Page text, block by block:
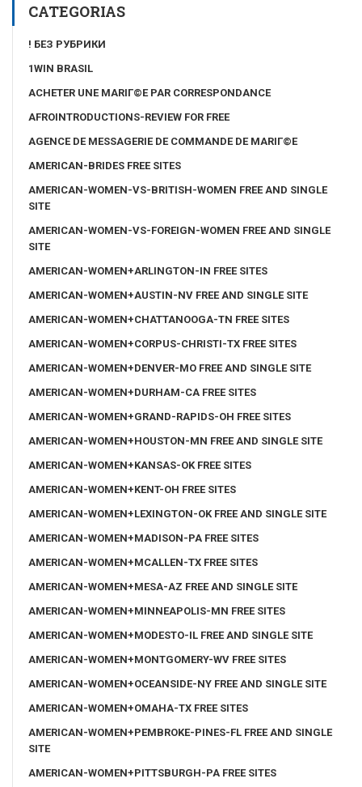
CATEGORIAS
! БЕЗ РУБРИКИ
1WIN BRASIL
ACHETER UNE MARIГ©E PAR CORRESPONDANCE
AFROINTRODUCTIONS-REVIEW FOR FREE
AGENCE DE MESSAGERIE DE COMMANDE DE MARIГ©E
AMERICAN-BRIDES FREE SITES
AMERICAN-WOMEN-VS-BRITISH-WOMEN FREE AND SINGLE
SITE
AMERICAN-WOMEN-VS-FOREIGN-WOMEN FREE AND SINGLE
SITE
AMERICAN-WOMEN+ARLINGTON-IN FREE SITES
AMERICAN-WOMEN+AUSTIN-NV FREE AND SINGLE SITE
AMERICAN-WOMEN+CHATTANOOGA-TN FREE SITES
AMERICAN-WOMEN+CORPUS-CHRISTI-TX FREE SITES
AMERICAN-WOMEN+DENVER-MO FREE AND SINGLE SITE
AMERICAN-WOMEN+DURHAM-CA FREE SITES
AMERICAN-WOMEN+GRAND-RAPIDS-OH FREE SITES
AMERICAN-WOMEN+HOUSTON-MN FREE AND SINGLE SITE
AMERICAN-WOMEN+KANSAS-OK FREE SITES
AMERICAN-WOMEN+KENT-OH FREE SITES
AMERICAN-WOMEN+LEXINGTON-OK FREE AND SINGLE SITE
AMERICAN-WOMEN+MADISON-PA FREE SITES
AMERICAN-WOMEN+MCALLEN-TX FREE SITES
AMERICAN-WOMEN+MESA-AZ FREE AND SINGLE SITE
AMERICAN-WOMEN+MINNEAPOLIS-MN FREE SITES
AMERICAN-WOMEN+MODESTO-IL FREE AND SINGLE SITE
AMERICAN-WOMEN+MONTGOMERY-WV FREE SITES
AMERICAN-WOMEN+OCEANSIDE-NY FREE AND SINGLE SITE
AMERICAN-WOMEN+OMAHA-TX FREE SITES
AMERICAN-WOMEN+PEMBROKE-PINES-FL FREE AND SINGLE
SITE
AMERICAN-WOMEN+PITTSBURGH-PA FREE SITES